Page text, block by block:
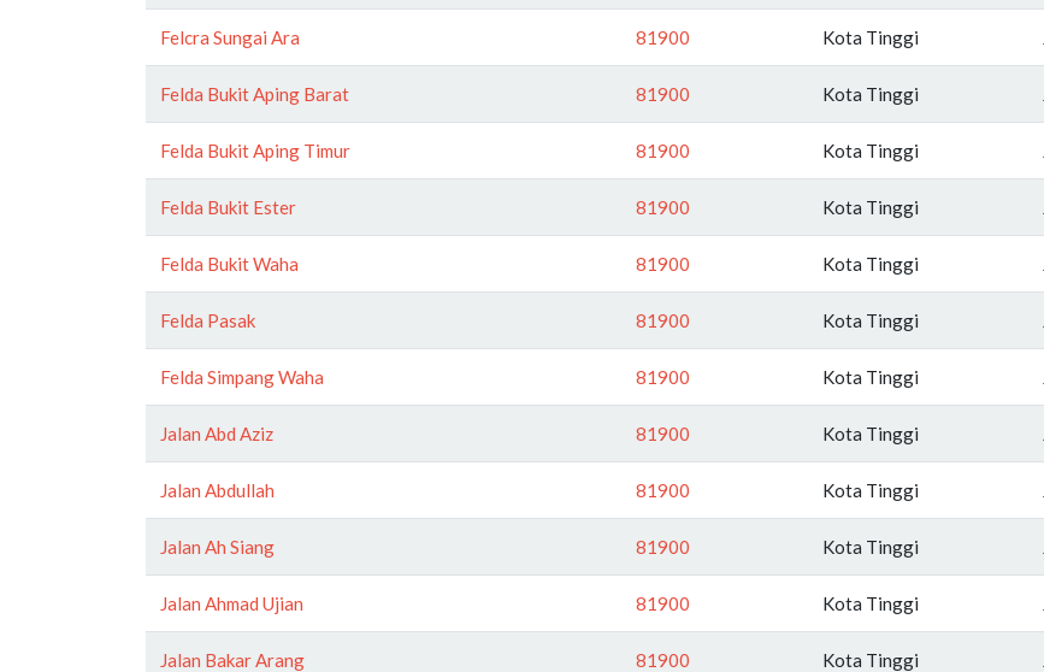
Felcra Sungai Ara 81900 Kota Tinggi
Felda Bukit Aping Barat 81900 Kota Tinggi
Felda Bukit Aping Timur 81900 Kota Tinggi
Felda Bukit Ester 81900 Kota Tinggi
Felda Bukit Waha 81900 Kota Tinggi
Felda Pasak 81900 Kota Tinggi
Felda Simpang Waha 81900 Kota Tinggi
Jalan Abd Aziz 81900 Kota Tinggi
Jalan Abdullah 81900 Kota Tinggi
Jalan Ah Siang 81900 Kota Tinggi
Jalan Ahmad Ujian 81900 Kota Tinggi
Jalan Bakar Arang 81900 Kota Tinggi